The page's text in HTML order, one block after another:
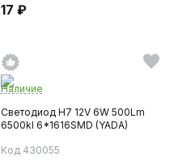
17 ₽
Наличие
Светодиод Н7 12V 6W 500Lm
6500kl 6*1616SMD (YADA)
Код 430055